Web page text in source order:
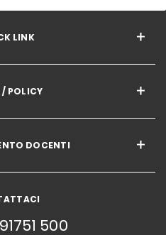
LINK
/ POLICY
DOCENTI
500